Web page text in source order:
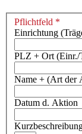
Pflichtfeld *
Einrichtung
PLZ + Ort (Einr./
Name + (Art der
Datum d. Aktion